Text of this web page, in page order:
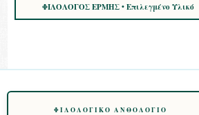
ΦΙΛΟΛΟΓΟΣ ΕΡΜΗΣ • Επιλεγμένο Υλικό
ΦΙΛΟΛΟΓΙΚΌ ΑΝΘΟΛΌΓΙΟ